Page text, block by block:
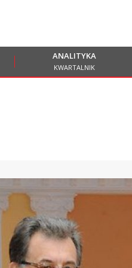
ANALITYKA
KWARTALNIK